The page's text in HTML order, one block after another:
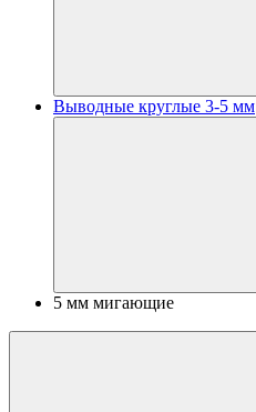
Выводные круглые 3-5 мм
5 мм мигающие